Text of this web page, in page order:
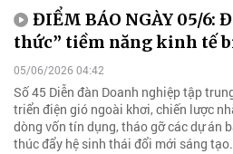
ĐIỂM BÁO NGÀY 05/6:
thức” tiềm năng kinh tế
05/06/2026 04:42
Số 45 Diễn đàn Doanh nghiệp tập
triển điện gió ngoài khơi, chiến lược
dòng vốn tín dụng, tháo gỡ các dự án
thúc đẩy hệ sinh thái đổi mới sáng tạo.